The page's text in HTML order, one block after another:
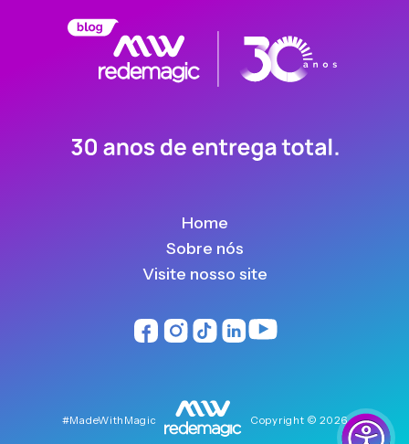
Home
Sobre nós
Visite nosso site
#MadeWithMagic Copyright © 2026